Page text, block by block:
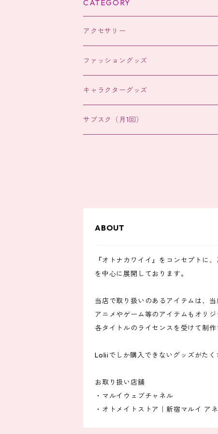
CATEGORY
アクセサリー
ヘアアクセサリー
ファッショングッズ
ヘアアクセサリー
バッグチャーム
キャラクターグッズ
サブスク（月1回）
ABOUT
『オトナカワイイ』をコンセプトに
を中心に展開しております。
当店で取り扱いのあるアイテムは、
アニメやゲーム等のアイテムもオリジ
各タイトルのライセンスを受けて制
Loliiでしか購入できないグッズがた
お取り扱い店舗
・マルイウェブチャネル
・オトメイトストア｜新宿マルイ ア